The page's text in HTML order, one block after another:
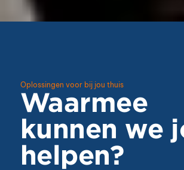
Oplossingen voor bij jou thuis
Waarmee
kunnen we
helpen?